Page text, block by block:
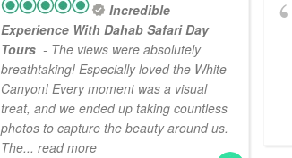
Incredible
Experience With Dahab Safari Day
Tours - The views were absolutely
breathtaking! Especially loved the White
Canyon! Every moment was a visual
treat, and we ended up taking countless
photos to capture the beauty around us.
The... read more